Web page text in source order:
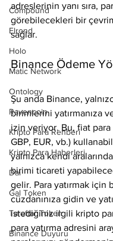
Compound
Elrond
Holo
Matic Network
Ontology
Ravencoin
Kripto Para Rehberi
Kripto Para Haberleri
Dai
Gal Token
Taraftar Token
Binance Duyuru
adreslerinin yanı sıra,
görebilecekleri bir
sağlar.
Binance Ödeme
Şu anda Binance,
birimlerini yatırmanıza
izin veriyor. Bu, fiat para
GBP, EUR, vb.)
yalnızca kendi
birimi ticareti
gelir. Para yatırmak için
cüzdanınıza gidin ve
istediğiniz ilgili kripto
para yatırma adresini